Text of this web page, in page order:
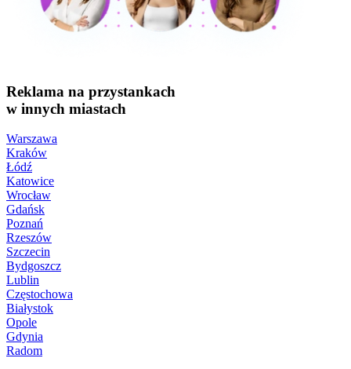
Reklama na przystankach
w innych miastach
Warszawa
Kraków
Łódź
Katowice
Wrocław
Gdańsk
Poznań
Rzeszów
Szczecin
Bydgoszcz
Lublin
Częstochowa
Białystok
Opole
Gdynia
Radom